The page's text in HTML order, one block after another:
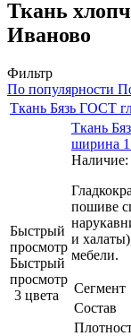
Ткань
Иваново
Фильтр
По популярности
Ткань Бязь ГОСТ
Быстрый
просмотр
Быстрый
просмотр
3 цвета
Ткань
ширина
пошиве
и
мебели.
Сегмент
Состав